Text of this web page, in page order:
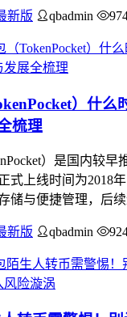
新版 qbadmin
）什么
梳理
）是国内较早
式上线时间为2018
储与便捷管理，后
新版 qbadmin